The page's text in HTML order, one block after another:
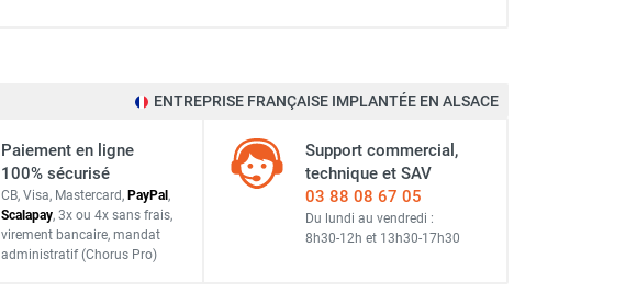
ENTREPRISE FRANÇAISE IMPLANTÉE EN ALSACE
Paiement en ligne
100% sécurisé
CB, Visa, Mastercard, PayPal ,
Scalapay, 3x ou 4x sans frais,
virement bancaire, mandat
administratif (Chorus Pro)
Support commercial,
technique et SAV
03 88 08 67 05
Du lundi au vendredi :
8h30-12h et 13h30-17h30